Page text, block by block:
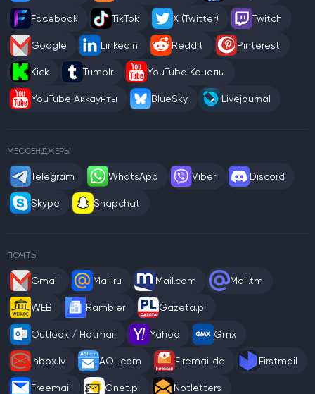
Facebook TikTok X (Twitter) Twitch
Google LinkedIn Reddit Pinterest
Kick Tumblr YouTube Каналы
YouTube Аккаунты BlueSky Livejournal
МЕССЕНДЖЕРЫ
Telegram WhatsApp Viber Discord
Skype Snapchat
ПОЧТЫ
Gmail Mail.ru Mail.com Mail.tm
WEB Rambler Gazeta.pl
Outlook / Hotmail Yahoo Gmx
Inbox.lv AOL.com Firemail.de Firstmail
Freemail Onet.pl Notletters